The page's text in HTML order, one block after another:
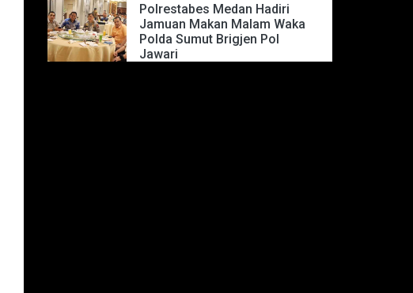
Polrestabes Medan Hadiri
Jamuan Makan Malam Waka
Polda Sumut Brigjen Pol
Jawari